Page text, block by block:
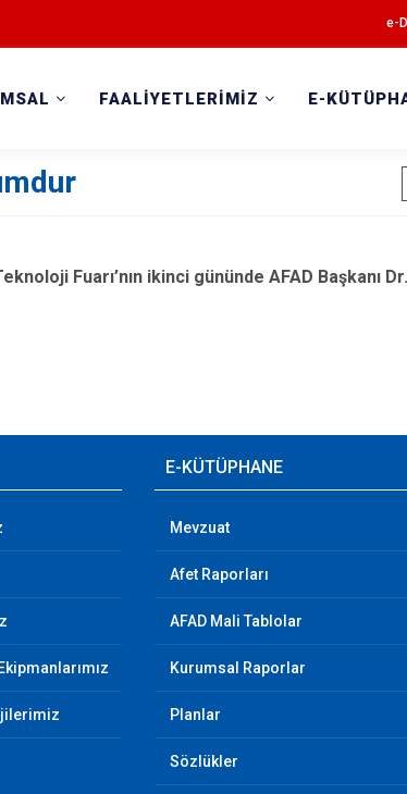
e-
FAALİYETLERİMİZ E-
Fuarı’nın ikinci gününde AFAD Başkanı
E-KÜTÜPHANE
Mevzuat
Afet Raporları
AFAD Mali Tablolar
Kurumsal Raporlar
Planlar
Sözlükler